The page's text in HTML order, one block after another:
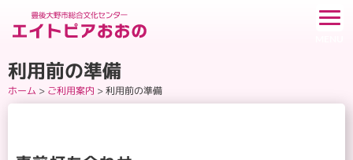
利用前の準備
ホーム > ご利用案内 >利用前の準備